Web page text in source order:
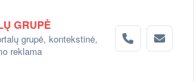
GRUPĖ
grupė, kontekstinė,
reklama